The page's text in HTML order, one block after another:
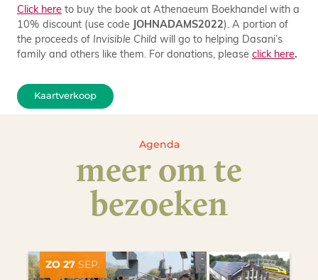
Click here to buy the book at Athenaeum Boekhandel with a
10% discount (use code JOHNADAMS2022). A portion of
the proceeds of Invisible Child will go to helping Dasani’s
family and others like them. For donations, please click here.
Kaartverkoop
Agenda
meer om te
bezoeken
ZO 27 SEP.